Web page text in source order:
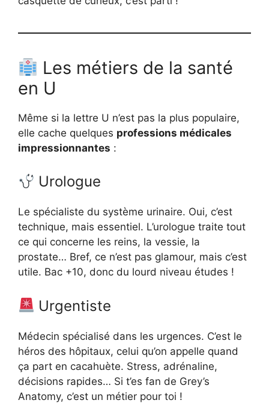
Les métiers de la santé
en U
Même si la lettre U n’est pas la plus populaire,
elle cache quelques professions médicales
impressionnantes :
Urologue
Le spécialiste du système urinaire. Oui, c’est
technique, mais essentiel. L’urologue traite tout
ce qui concerne les reins, la vessie, la
prostate… Bref, ce n’est pas glamour, mais c’est
utile. Bac +10, donc du lourd niveau études !
Urgentiste
Médecin spécialisé dans les urgences. C’est le
héros des hôpitaux, celui qu’on appelle quand
ça part en cacahuète. Stress, adrénaline,
décisions rapides… Si t’es fan de Grey’s
Anatomy, c’est un métier pour toi !